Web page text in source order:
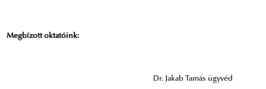
Megbízott oktatóink:
Dr. Jakab Tamás ügyvéd